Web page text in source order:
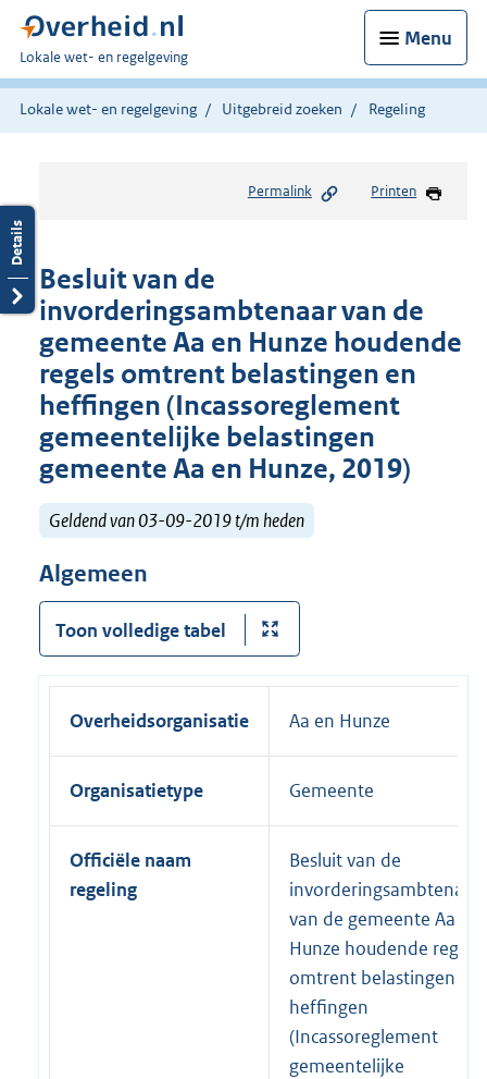
Menu
U
bent
hier:
Lokale wet- en regelgeving
Lokale wet- en regelgeving Uitgebreid zoeken Regeling
Permalink Printen
Besluit van de
invorderingsambtenaar van de
gemeente Aa en Hunze houdende
regels omtrent belastingen en
heffingen (Incassoreglement
gemeentelijke belastingen
gemeente Aa en Hunze, 2019)
Geldend van 03-09-2019 t/m heden
Algemeen
Toon volledige tabel
Overheidsorganisatie Aa en Hunze
Organisatietype Gemeente
Officiële naam
regeling
Besluit van de
invorderingsambtenaar
van de gemeente Aa en
Hunze houdende regels
omtrent belastingen en
heffingen
(Incassoreglement
gemeentelijke